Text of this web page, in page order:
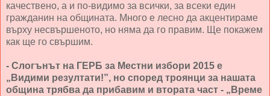
качествено, а и по-видимо за всички, за всеки един
гражданин на общината. Много е лесно да акцентираме
върху несвършеното, но няма да го правим. Ще покажем
как ще го свършим.
- Слогънът на ГЕРБ за Местни избори 2015 е
„Видими резултати!”, но според троянци за нашата
община трябва да прибавим и втората част - „Време